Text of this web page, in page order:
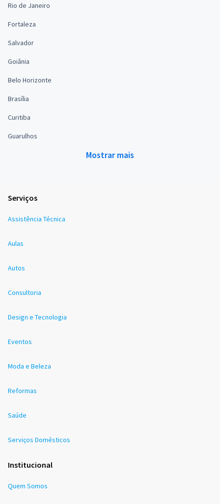
Rio de Janeiro
Fortaleza
Salvador
Goiânia
Belo Horizonte
Brasília
Curitiba
Guarulhos
Mostrar mais
Serviços
Assistência Técnica
Aulas
Autos
Consultoria
Design e Tecnologia
Eventos
Moda e Beleza
Reformas
Saúde
Serviços Domésticos
Institucional
Quem Somos